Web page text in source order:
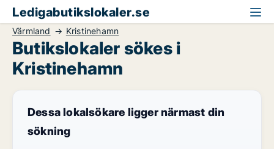
Ledigabutikslokaler.se
Värmland Kristinehamn
Butikslokaler sökes i
Kristinehamn
Dessa lokalsökare ligger närmast din
sökning